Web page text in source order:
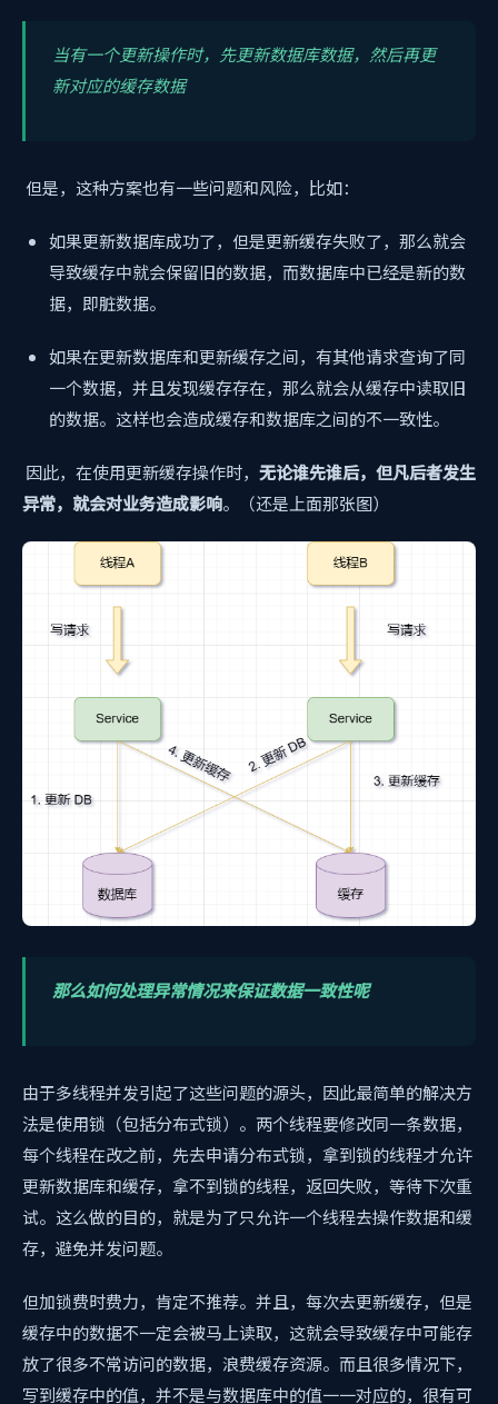
当有一个更新操作时，先更新数据库数据，然后再更
新对应的缓存数据
但是，这种方案也有一些问题和风险，比如：
如果更新数据库成功了，但是更新缓存失败了，那么就会
导致缓存中就会保留旧的数据，而数据库中已经是新的数
据，即脏数据。
如果在更新数据库和更新缓存之间，有其他请求查询了同
一个数据，并且发现缓存存在，那么就会从缓存中读取旧
的数据。这样也会造成缓存和数据库之间的不一致性。
因此，在使用更新缓存操作时， 无论谁先谁后，但凡后者发生
异常，就会对业务造成影响。（还是上面那张图）
那么如何处理异常情况来保证数据一致性呢
由于多线程并发引起了这些问题的源头，因此最简单的解决方
法是使用锁（包括分布式锁）。两个线程要修改同一条数据，
每个线程在改之前，先去申请分布式锁，拿到锁的线程才允许
更新数据库和缓存，拿不到锁的线程，返回失败，等待下次重
试。这么做的目的，就是为了只允许一个线程去操作数据和缓
存，避免并发问题。
但加锁费时费力，肯定不推荐。并且，每次去更新缓存，但是
缓存中的数据不一定会被马上读取，这就会导致缓存中可能存
放了很多不常访问的数据，浪费缓存资源。而且很多情况下，
写到缓存中的值，并不是与数据库中的值一一对应的，很有可